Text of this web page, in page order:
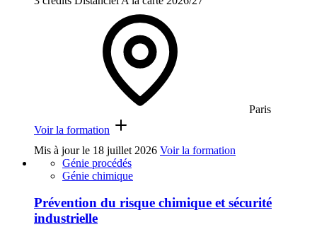
Paris
Voir la formation
Mis à jour le 18 juillet 2026 Voir la formation
Génie procédés
Génie chimique
Prévention du risque chimique et sécurité
industrielle